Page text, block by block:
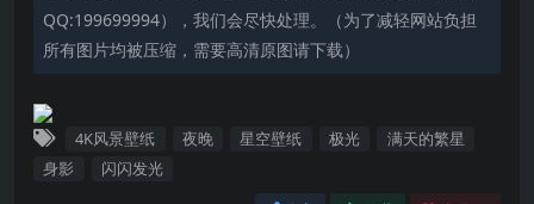
QQ:199699994），我们会尽快处理。（为了减轻网站负担
所有图片均被压缩，需要高清原图请下载）
4K风景壁纸 夜晚 星空壁纸 极光
满天的繁星
身影
闪闪发光